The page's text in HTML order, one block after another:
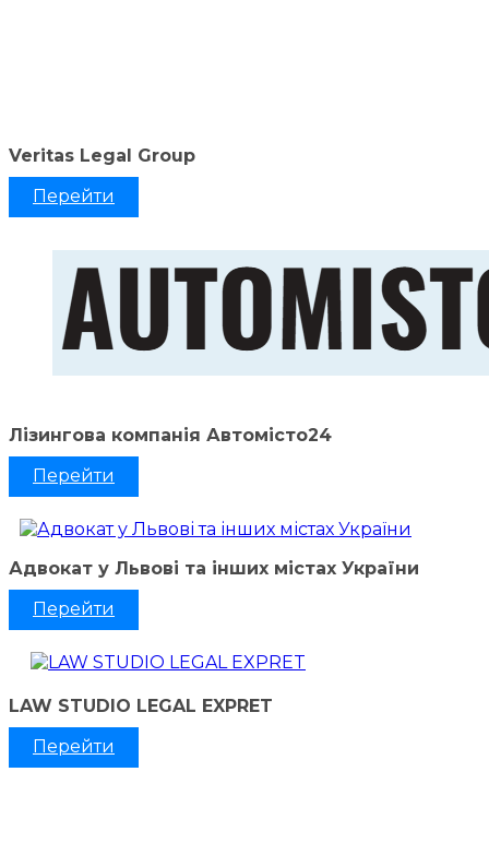
Veritas Legal Group
Перейти
Лізингова компанія Автомісто24
Перейти
Адвокат у Львові та інших містах України
Перейти
LAW STUDIO LEGAL EXPRET
Перейти